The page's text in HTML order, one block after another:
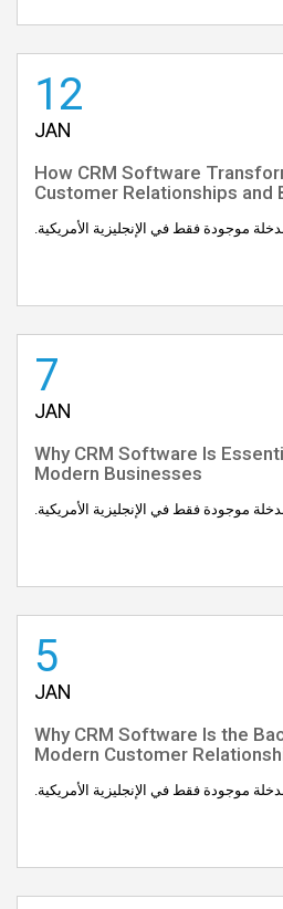
12
JAN
(English) How CRM Software
Customer Relationships and
موجودة فقط في الإنجليزية الأمريكية.
7
JAN
(English) Why CRM Software Is
Modern Businesses
موجودة فقط في الإنجليزية الأمريكية.
5
JAN
(English) Why CRM Software Is the
Modern Customer
موجودة فقط في الإنجليزية الأمريكية.